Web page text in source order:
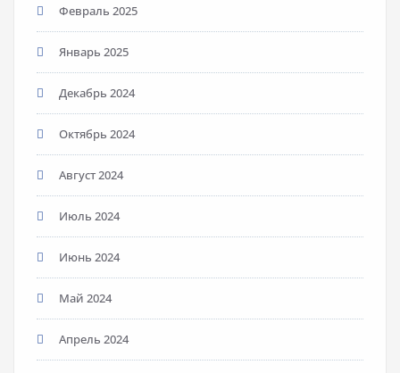
Февраль 2025
Январь 2025
Декабрь 2024
Октябрь 2024
Август 2024
Июль 2024
Июнь 2024
Май 2024
Апрель 2024